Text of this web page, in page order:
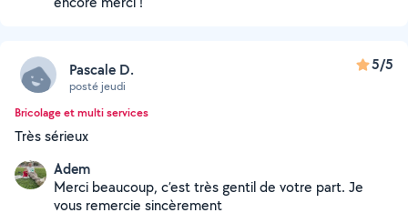
Pascale D.
posté jeudi
5/5
Bricolage et multi services
Très sérieux
Adem
Merci beaucoup, c’est très gentil de votre part. Je
vous remercie sincèrement